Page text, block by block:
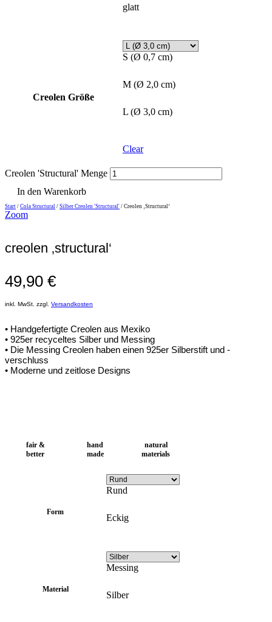
glatt
Creolen Größe
S (Ø 0,7 cm)
M (Ø 2,0 cm)
L (Ø 3,0 cm)
Clear
Creolen 'Structural' Menge
In den Warenkorb
Start / Cola Structural / Silber Creolen 'Structural' / Creolen ‚Structural‘
Zoom
creolen ‚structural‘
49,90 €
inkl. MwSt. zzgl. Versandkosten
• Handgefertigte Creolen aus Mexiko
• 925er recyceltes Silber und Messing
• Die Messing Creolen haben einen 925er Silberstift und -
verschluss
• Moderne und zeitlose Designs
fair &
better
hand
made
natural
materials
Form
Rund
Eckig
Material
Messing
Silber